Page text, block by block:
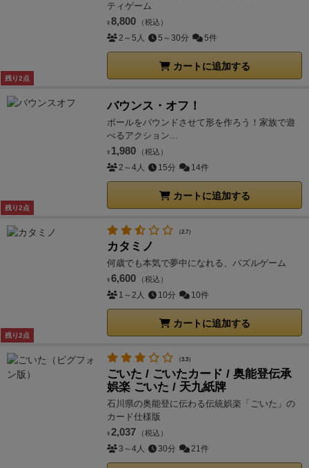
残り2点
ティゲーム
¥ 8,800 （税込）
2～5人 5～30分 5件
カートに追加する
残り2点
バウンス・オフ！
ボールをバウンドさせて形を作ろう！家族で遊
べるアクション...
¥ 1,980 （税込）
2～4人 15分 14件
カートに追加する
残り2点
（2.7）
カタミノ
何歳でも本気で夢中になれる、パズルゲーム
¥ 6,600 （税込）
1～2人 10分 10件
カートに追加する
（3.3）
ごいた / ごいたカード / 奥能登伝承
娯楽 ごいた / 天九紙牌
石川県の奥能登に伝わる伝統娯楽「ごいた」の
カード仕様版
¥ 2,037 （税込）
3～4人 30分 21件